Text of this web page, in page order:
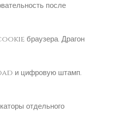
после
браузера. Драгон
и цифровую штамп.
отдельного